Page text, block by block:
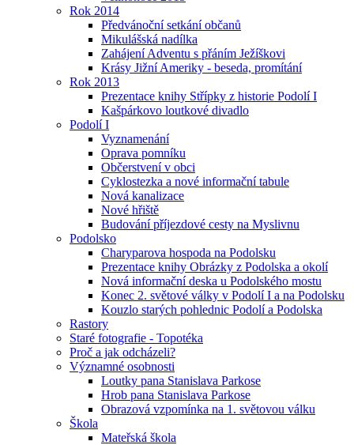
Rok 2014
Předvánoční setkání občanů
Mikulášská nadílka
Zahájení Adventu s přáním Ježíškovi
Krásy Jižní Ameriky - beseda, promítání
Rok 2013
Prezentace knihy Střípky z historie Podolí I
Kašpárkovo loutkové divadlo
Podolí I
Vyznamenání
Oprava pomníku
Občerstvení v obci
Cyklostezka a nové informační tabule
Nová kanalizace
Nové hřiště
Budování příjezdové cesty na Myslivnu
Podolsko
Charyparova hospoda na Podolsku
Prezentace knihy Obrázky z Podolska a okolí
Nová informační deska u Podolského mostu
Konec 2. světové války v Podolí I a na Podolsku
Kouzlo starých pohlednic Podolí a Podolska
Rastory
Staré fotografie - Topotéka
Proč a jak odcházeli?
Významné osobnosti
Loutky pana Stanislava Parkose
Hrob pana Stanislava Parkose
Obrazová vzpomínka na 1. světovou válku
Škola
Mateřská škola